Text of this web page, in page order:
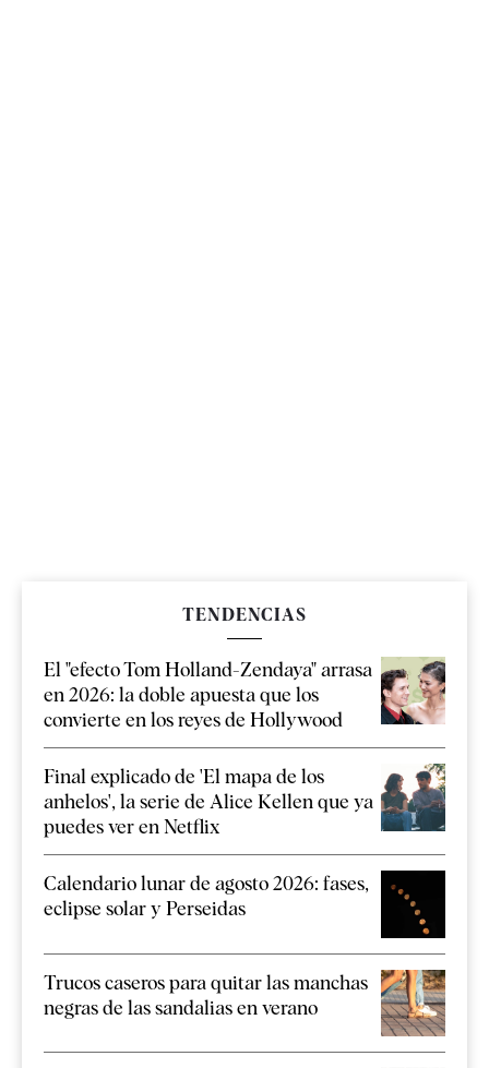
TENDENCIAS
El "efecto Tom Holland-Zendaya" arrasa
en 2026: la doble apuesta que los
convierte en los reyes de Hollywood
Final explicado de 'El mapa de los
anhelos', la serie de Alice Kellen que ya
puedes ver en Netflix
Calendario lunar de agosto 2026: fases,
eclipse solar y Perseidas
Trucos caseros para quitar las manchas
negras de las sandalias en verano